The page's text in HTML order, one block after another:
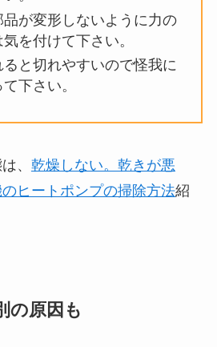
が変形しないように力の
を付けて下さい。
と切れやすいので怪我に
下さい。
、 乾燥しない。乾きが悪
ヒートポンプの掃除方法紹
の原因も